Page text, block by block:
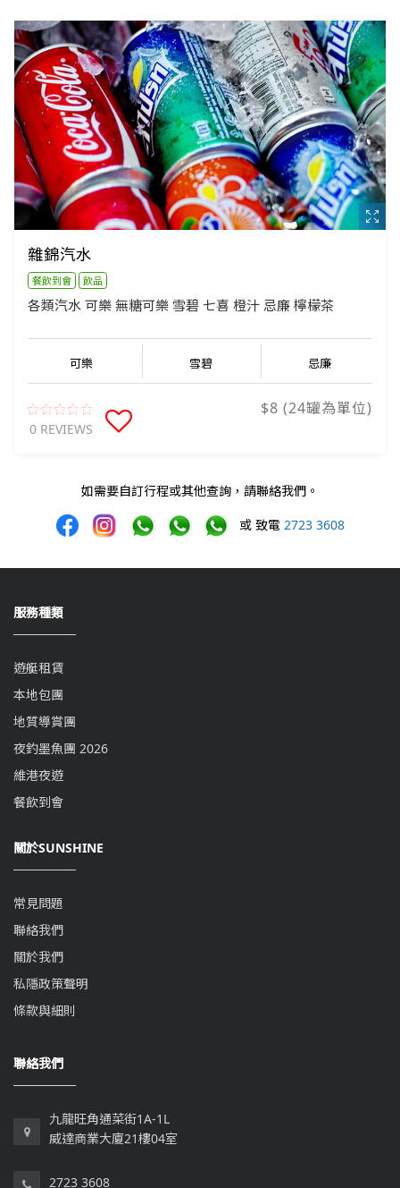
雜錦汽水
餐飲到會 飲品
各類汽水 可樂 無糖可樂 雪碧 七喜 橙汁 忌廉 檸檬茶
可樂 雪碧 忌廉
0 REVIEWS
$8 (24罐為單位)
如需要自訂行程或其他查詢，請聯絡我們。
或 致電 2723 3608
服務種類
遊艇租賃
本地包團
地質導賞團
夜釣墨魚團 2026
維港夜遊
餐飲到會
關於SUNSHINE
常見問題
聯絡我們
關於我們
私隱政策聲明
條款與細則
聯絡我們
九龍旺角通菜街1A-1L
威達商業大廈21樓04室
2723 3608